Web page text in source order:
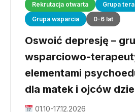
Rekrutacja otwarta
Grupa
Grupa wsparcia
0-6 lat
Oswoić depresję –
wsparciowo-
elementami
dla matek i ojców
01.10-17.12.2026